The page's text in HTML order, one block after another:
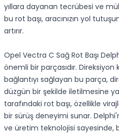
yıllara dayanan tecrübesi ve
bu rot başı, aracınızın yol
artırır.
Opel Vectra C Sağ Rot Başı
önemli bir parçasıdır.
bağlantıyı sağlayan bu parça,
düzgün bir şekilde iletilmesine
tarafındaki rot başı, özellikle
bir sürüş deneyimi sunar.
ve üretim teknolojisi sayesinde,